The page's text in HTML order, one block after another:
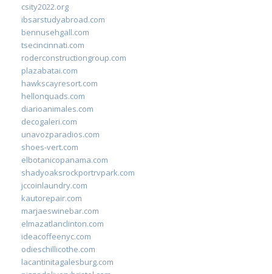
csity2022.org
ibsarstudyabroad.com
bennusehgall.com
tsecincinnati.com
roderconstructiongroup.com
plazabatai.com
hawkscayresort.com
hellonquads.com
diarioanimales.com
decogaleri.com
unavozparadios.com
shoes-vert.com
elbotanicopanama.com
shadyoaksrockportrvpark.com
jccoinlaundry.com
kautorepair.com
marjaeswinebar.com
elmazatlanclinton.com
ideacoffeenyc.com
odieschillicothe.com
lacantinitagalesburg.com